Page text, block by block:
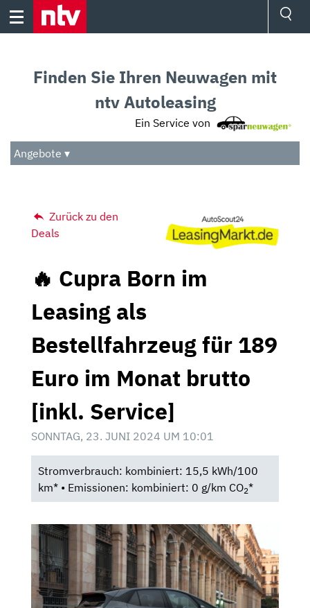
Skip
Audio
Das Beste
Finden Sie Ihren Neuwagen mit
ntv Autoleasing
Ein Service von
Angebote ▾
Zurück zu den
Deals
🔥 Cupra Born im
Leasing als
Bestellfahrzeug für 189
Euro im Monat brutto
[inkl. Service]
SONNTAG, 23. JUNI 2024 UM 10:01
Stromverbrauch: kombiniert: 15,5 kWh/100
km* • Emissionen: kombiniert: 0 g/km CO2*